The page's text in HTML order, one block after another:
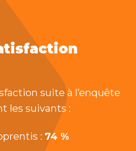
suite à l’enquête
les suivants :
: 74 %